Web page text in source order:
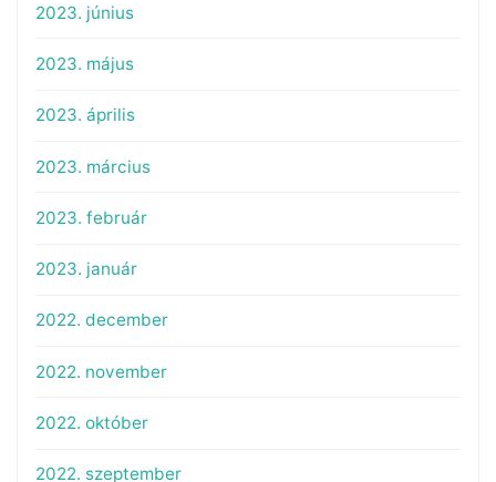
2023. június
2023. május
2023. április
2023. március
2023. február
2023. január
2022. december
2022. november
2022. október
2022. szeptember